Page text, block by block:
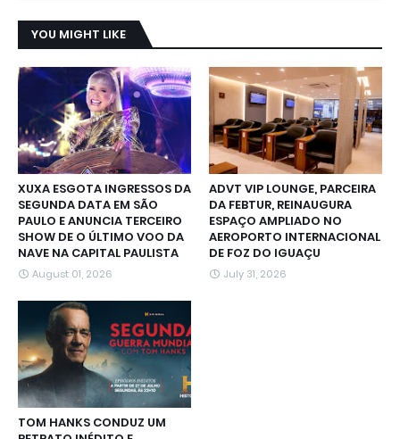
YOU MIGHT LIKE
XUXA ESGOTA INGRESSOS DA
SEGUNDA DATA EM SÃO
PAULO E ANUNCIA TERCEIRO
SHOW DE O ÚLTIMO VOO DA
NAVE NA CAPITAL PAULISTA
August 01, 2026
ADVT VIP LOUNGE, PARCEIRA
DA FEBTUR, REINAUGURA
ESPAÇO AMPLIADO NO
AEROPORTO INTERNACIONAL
DE FOZ DO IGUAÇU
July 31, 2026
TOM HANKS CONDUZ UM